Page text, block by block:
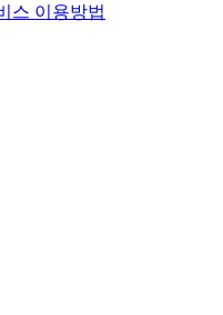
스 이용방법